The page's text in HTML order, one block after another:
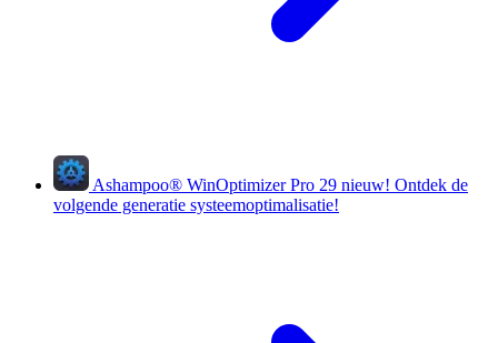
Ashampoo® WinOptimizer Pro 29 nieuw! Ontdek de
volgende generatie systeemoptimalisatie!